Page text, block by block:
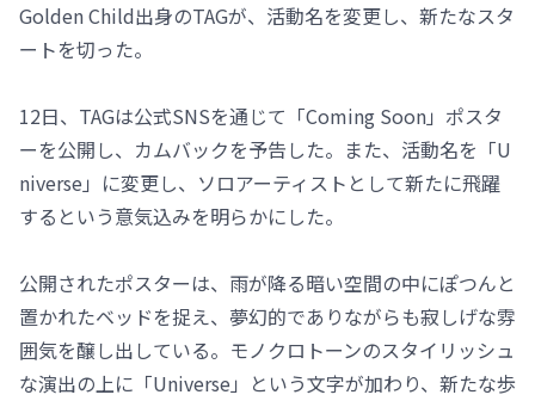
Golden Child出身のTAGが、活動名を変更し、新たなスタ
ートを切った。
12日、TAGは公式SNSを通じて「Coming Soon」ポスタ
ーを公開し、カムバックを予告した。また、活動名を「U
niverse」に変更し、ソロアーティストとして新たに飛躍
するという意気込みを明らかにした。
公開されたポスターは、雨が降る暗い空間の中にぽつんと
置かれたベッドを捉え、夢幻的でありながらも寂しげな雰
囲気を醸し出している。モノクロトーンのスタイリッシュ
な演出の上に「Universe」という文字が加わり、新たな歩